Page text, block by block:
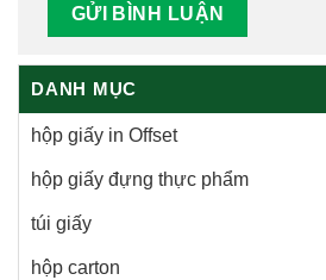
DANH MỤC
hộp giấy in Offset
hộp giấy đựng thực phẩm
túi giấy
hộp carton